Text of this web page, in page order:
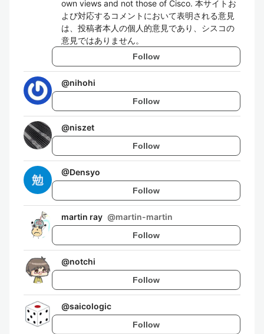
own views and not those of Cisco. 本サイトお
よび対応するコメントにおいて表明される意見
は、投稿者本人の個人的意見であり、シスコの
意見ではありません。
Follow
@nihohi
Follow
@niszet
Follow
@Densyo
Follow
martin ray @martin-martin
Follow
@notchi
Follow
@saicologic
Follow